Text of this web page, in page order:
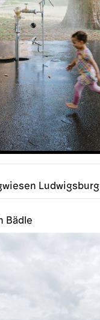
Ludwigsburg
Bädle